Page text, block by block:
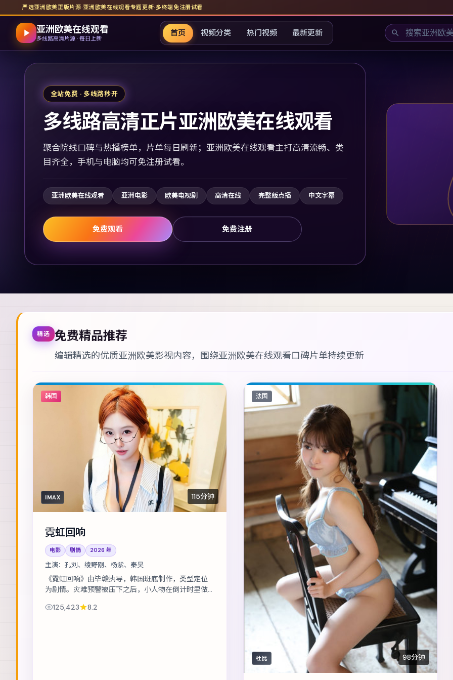
严选亚洲欧美正版片源·亚洲欧美在线观看专题更新·多终端免注册试看
亚洲欧美在线观看
多线路高清片源 · 每日上新
首页 视频分类 热门视频 最新更新
全站免费 · 多线路秒开
多线路高清正片亚洲欧美在线观看
聚合院线口碑与热播榜单，片单每日刷新；亚洲欧美在线观看主打高清流畅、类
目齐全，手机与电脑均可免注册试看。
亚洲欧美在线观看 亚洲电影 欧美电视剧 高清在线 完整版点播 中文字幕
免费观看 免费注册
精选 免费精品推荐
编辑精选的优质亚洲欧美影视内容，围绕亚洲欧美在线观看口碑片单持续更新
韩国
IMAX 115分钟
霓虹回响
电影 剧情 2026 年
主演： 孔刘、绫野刚、杨紫、秦昊
《霓虹回响》由毕赣执导，韩国班底制作，类型定位
为剧情。灾难预警被压下之后，小人物在倒计时里做
层次丰富。在类型框架内尝试作者表达，...
125,423 8.2
法国
杜比 98分钟